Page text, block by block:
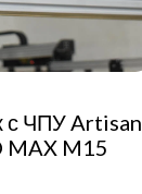
с ЧПУ Artisan
MAX M15